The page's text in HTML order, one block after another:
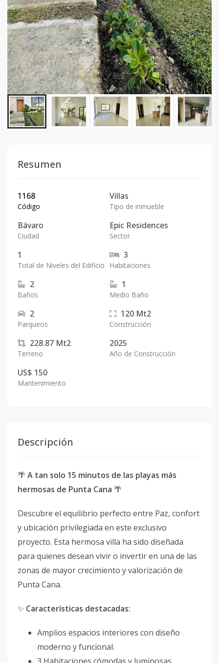
Resumen
1168
Código
Villas
Tipo de inmueble
Bávaro
Ciudad
Epic Residences
Sector
1
Total de Niveles del Edificio
3
Habitaciones
2
Baños
1
Medio Baño
2
Parqueos
120 Mt2
Construcción
228.87 Mt2
Terreno
2025
Año de Construcción
US$ 150
Mantenimiento
Descripción
🌴 A tan solo 15 minutos de las playas más
hermosas de Punta Cana 🌴
Descubre el equilibrio perfecto entre Paz, confort
y ubicación privilegiada en este exclusivo
proyecto. Esta hermosa villa ha sido diseñada
para quienes desean vivir o invertir en una de las
zonas de mayor crecimiento y valorización de
Punta Cana.
✨ Características destacadas:
Amplios espacios interiores con diseño
moderno y funcional.